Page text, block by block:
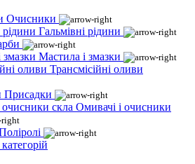
Очисники
Гальмівні рідини
Мастила і змазки
Трансмісійні оливи
Присадки
Омивачі і очисники